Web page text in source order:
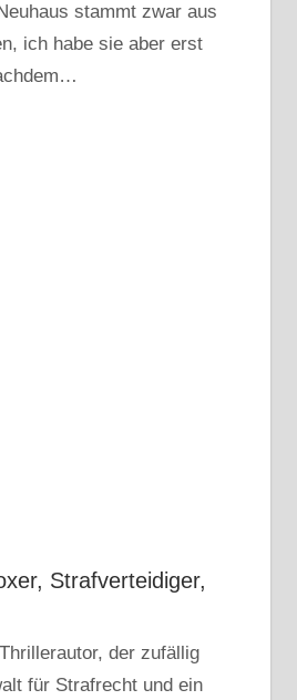
stammt zwar aus
ich habe sie aber erst
Strafverteidiger,
der zufällig
für Strafrecht und ein